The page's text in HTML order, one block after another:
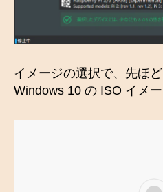
イメージの選択で、先ほ
Windows 10 の ISO イメー